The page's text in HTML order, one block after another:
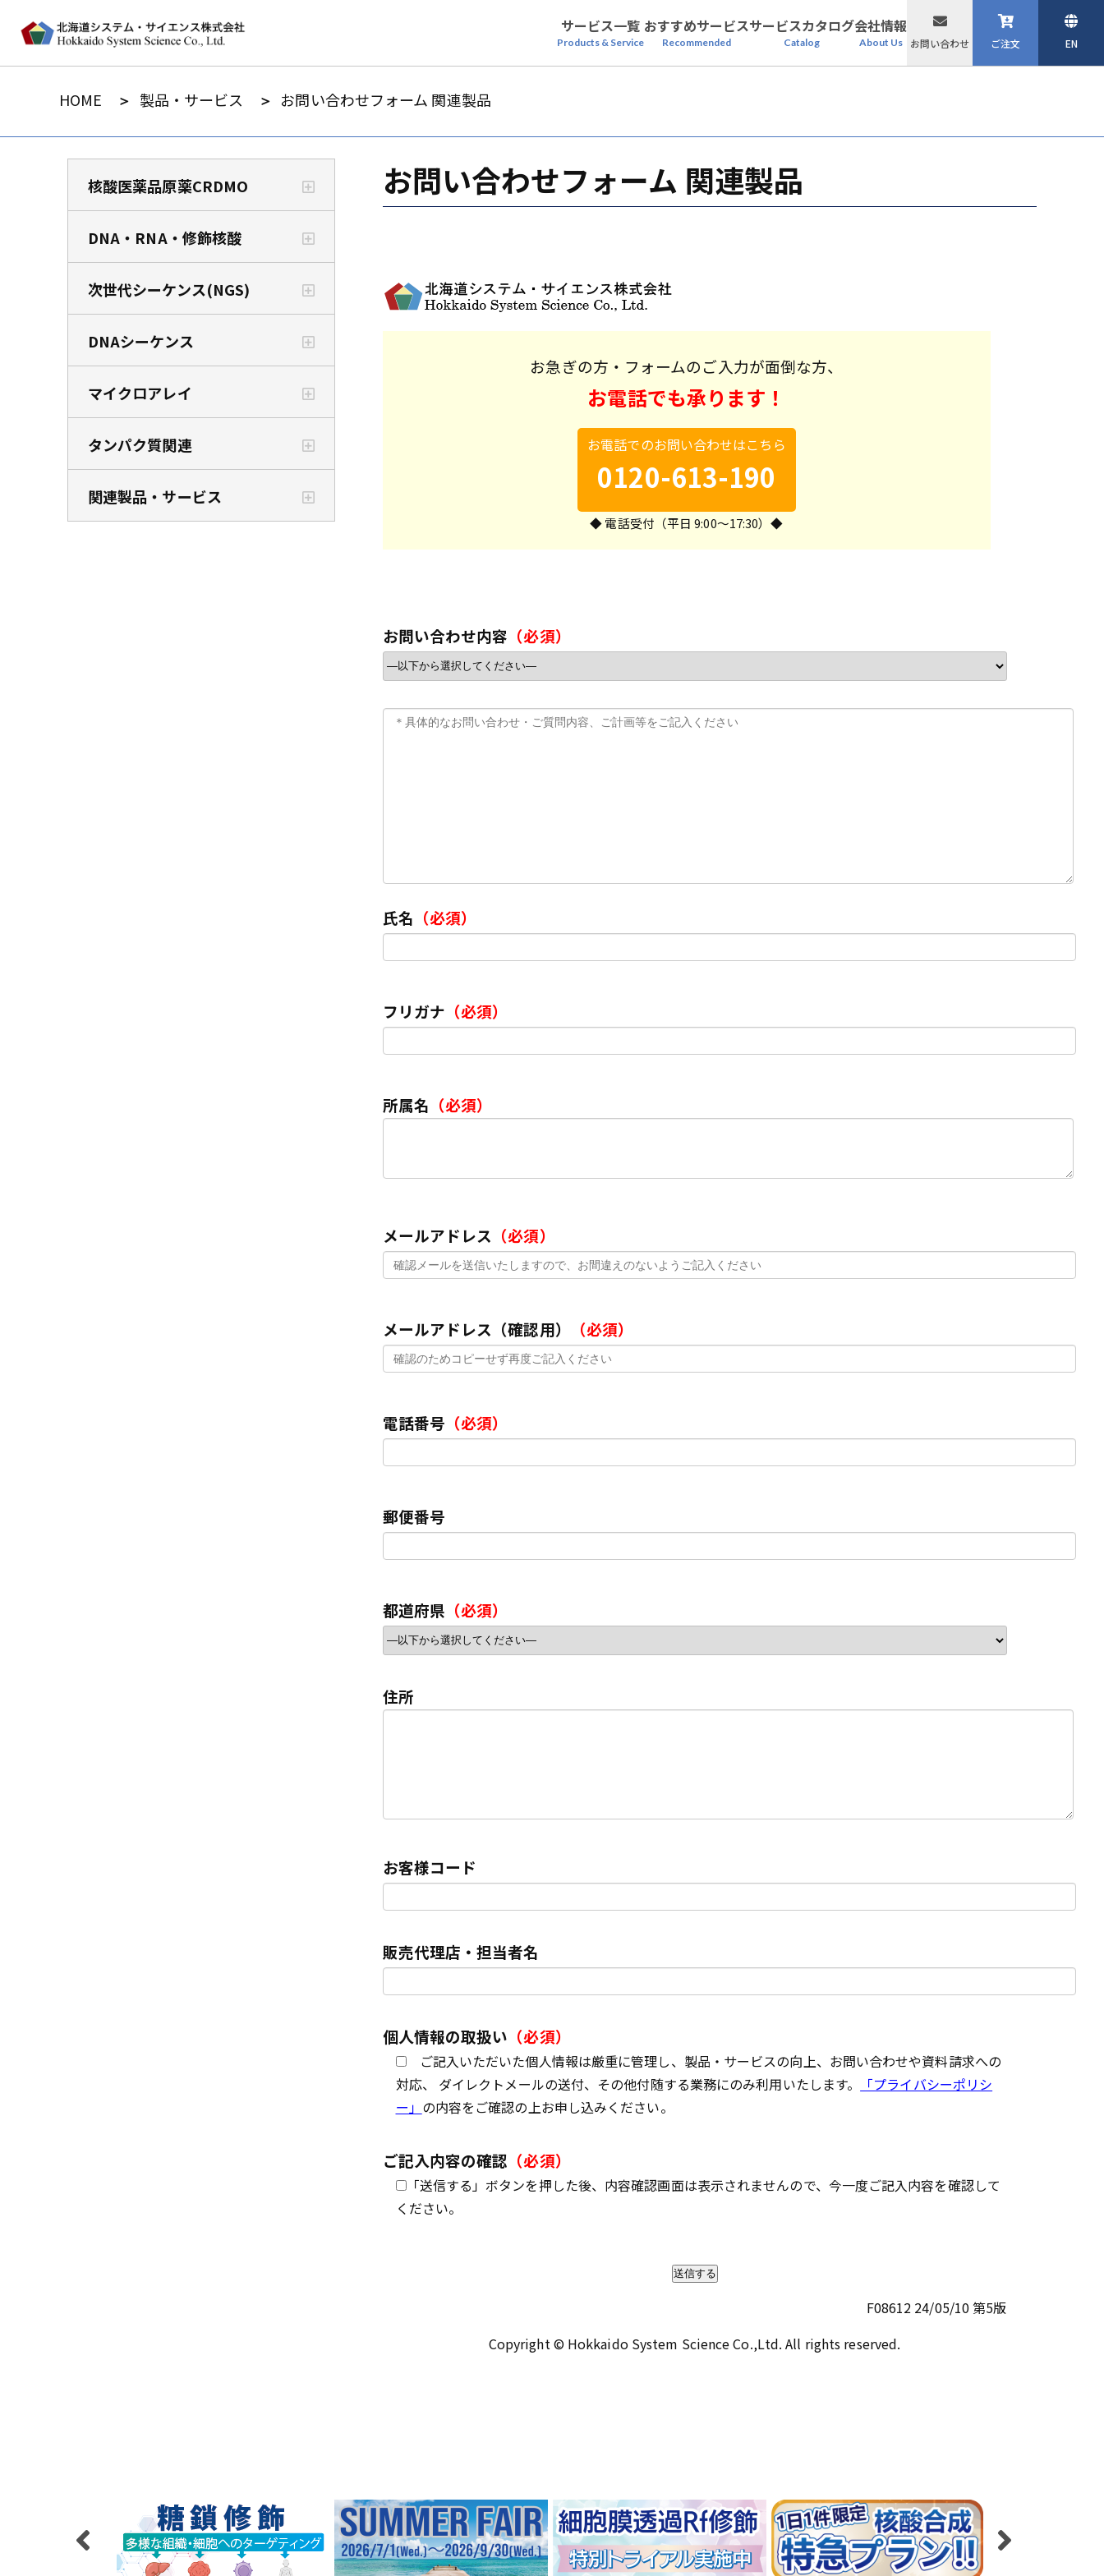
サービス一覧
Products & Service
おすすめサービス
Recommended
サービスカタログ
Catalog
会社情報
About Us お問い合わせ ご注文 EN
HOME 製品・サービス お問い合わせフォーム 関連製品
核酸医薬品原薬CRDMO
DNA・RNA・修飾核酸
次世代シーケンス(NGS)
DNAシーケンス
マイクロアレイ
タンパク質関連
関連製品・サービス
お問い合わせフォーム 関連製品
お急ぎの方・フォームのご入力が面倒な方、
お電話でも承ります！
お電話でのお問い合わせはこちら
0120-613-190
◆ 電話受付（平日 9:00～17:30）◆
お問い合わせ内容 （必須）
氏名 （必須）
フリガナ （必須）
所属名 （必須）
メールアドレス （必須）
メールアドレス（確認用） （必須）
電話番号 （必須）
郵便番号
都道府県 （必須）
住所
お客様コード
販売代理店・担当者名
個人情報の取扱い （必須）
ご記入いただいた個人情報は厳重に管理し、製品・サービスの向上、お問い合わせや資料請求への
対応、 ダイレクトメールの送付、その他付随する業務にのみ利用いたします。
「プライバシーポリシ
ー」 の内容をご確認の上お申し込みください。
ご記入内容の確認 （必須）
「送信する」ボタンを押した後、内容確認画面は表示されませんので、今一度ご記入内容を確認して
ください。
F08612 24/05/10 第5版
Copyright © Hokkaido System Science Co.,Ltd. All rights reserved.